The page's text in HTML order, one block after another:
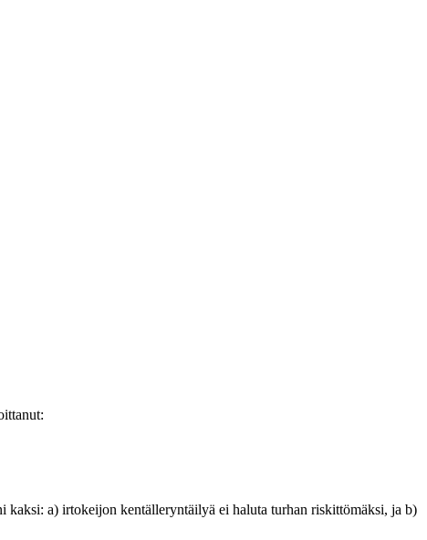
kaksi: a) irtokeijon kentälleryntäilyä ei haluta turhan riskittömäksi, ja b)